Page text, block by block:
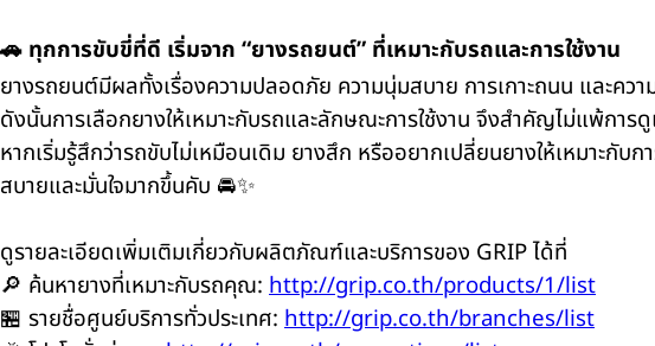
🚗 ทุกการขับขี่ที่ดี เริ่มจาก “ยางรถยนต์” ที่เหมาะกับรถและการใช้งาน
ยางรถยนต์มีผลทั้งเรื่องความปลอดภัย ความนุ่มสบาย การเกาะถนน และควา
ดังนั้นการเลือกยางให้เหมาะกับรถและลักษณะการใช้งาน จึงสำคัญไม่แพ้การ
หากเริ่มรู้สึกว่ารถขับไม่เหมือนเดิม ยางสึก หรืออยากเปลี่ยนยางให้เหมาะกับ
สบายและมั่นใจมากขึ้นคับ 🚘✨
ดูรายละเอียดเพิ่มเติมเกี่ยวกับผลิตภัณฑ์และบริการของ GRIP ได้ที่
🔎 ค้นหายางที่เหมาะกับรถคุณ: http://grip.co.th/products/1/list
🏪 รายชื่อศูนย์บริการทั่วประเทศ: http://grip.co.th/branches/list